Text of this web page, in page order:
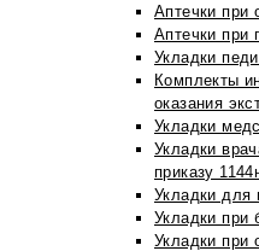
Аптечки при
Аптечки при
Укладки
Комплекты
оказания
Укладки
Укладки
приказу
Укладки для
Укладки при
Укладки при